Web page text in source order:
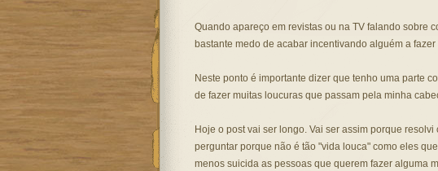
Quando apareço em revistas ou na TV falando sobre
bastante medo de acabar incentivando alguém a
Neste ponto é importante dizer que tenho uma parte
de fazer muitas loucuras que passam pela minha
Hoje o post vai ser longo. Vai ser assim porque
perguntar porque não é tão "vida louca" como eles
menos suicida as pessoas que querem fazer alguma